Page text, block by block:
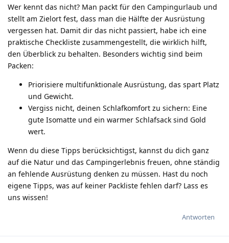
Wer kennt das nicht? Man packt für den Campingurlaub und
stellt am Zielort fest, dass man die Hälfte der Ausrüstung
vergessen hat. Damit dir das nicht passiert, habe ich eine
praktische Checkliste zusammengestellt, die wirklich hilft,
den Überblick zu behalten. Besonders wichtig sind beim
Packen:
Priorisiere multifunktionale Ausrüstung, das spart Platz
und Gewicht.
Vergiss nicht, deinen Schlafkomfort zu sichern: Eine
gute Isomatte und ein warmer Schlafsack sind Gold
wert.
Wenn du diese Tipps berücksichtigst, kannst du dich ganz
auf die Natur und das Campingerlebnis freuen, ohne ständig
an fehlende Ausrüstung denken zu müssen. Hast du noch
eigene Tipps, was auf keiner Packliste fehlen darf? Lass es
uns wissen!
Antworten